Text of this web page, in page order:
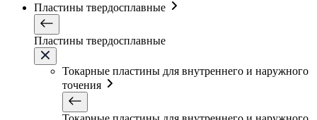
Пластины твердосплавные
Пластины твердосплавные
Токарные пластины для внутреннего и наружного
точения